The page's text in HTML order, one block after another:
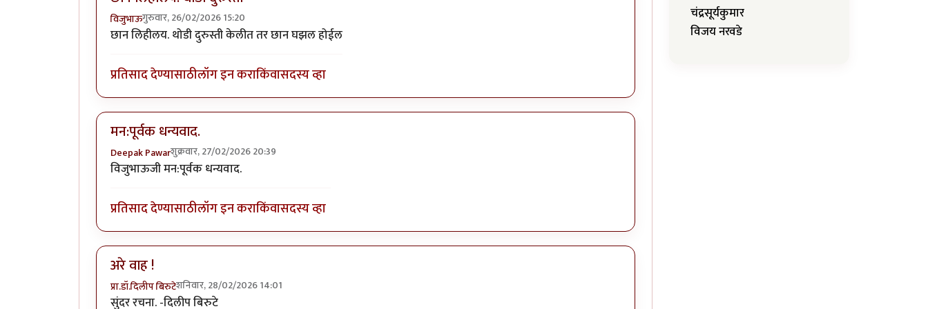
विजुभाऊगुरुवार, 26/02/2026 15:20
छान लिहीलय. थोडी दुरुस्ती केलीत तर छान घझल होईल
प्रतिसाद देण्यासाठीलॉग इन कराकिंवासदस्य व्हा
मन:पूर्वक धन्यवाद.
Deepak Pawarशुक्रवार, 27/02/2026 20:39
विजुभाऊजी मन:पूर्वक धन्यवाद.
प्रतिसाद देण्यासाठीलॉग इन कराकिंवासदस्य व्हा
अरे वाह !
प्रा.डॉ.दिलीप बिरुटेशनिवार, 28/02/2026 14:01
सुंदर रचना. -दिलीप बिरुटे
चंद्रसूर्यकुमार
विजय नरवडे